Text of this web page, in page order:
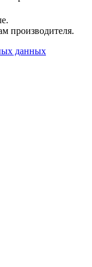
производителя.
данных